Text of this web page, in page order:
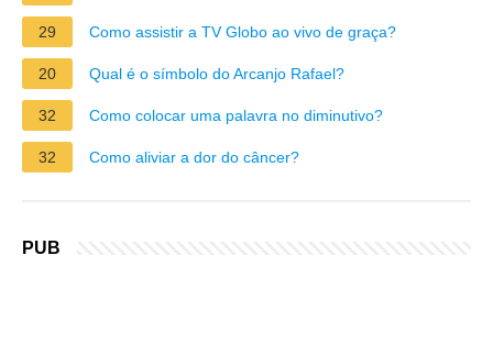
29 Como assistir a TV Globo ao vivo de graça?
20 Qual é o símbolo do Arcanjo Rafael?
32 Como colocar uma palavra no diminutivo?
32 Como aliviar a dor do câncer?
PUB